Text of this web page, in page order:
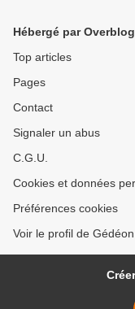
Hébergé par Overblog
Top articles
Pages
Contact
Signaler un abus
C.G.U.
Cookies et données
Préférences cookies
Voir le profil de